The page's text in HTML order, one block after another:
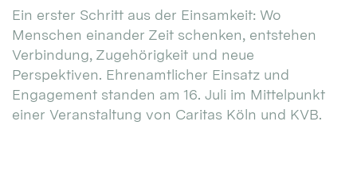
Ein erster Schritt aus der Einsamkeit: Wo
Menschen einander Zeit schenken, entstehen
Verbindung, Zugehörigkeit und neue
Perspektiven. Ehrenamtlicher Einsatz und
Engagement standen am 16. Juli im Mittelpunkt
einer Veranstaltung von Caritas Köln und KVB.